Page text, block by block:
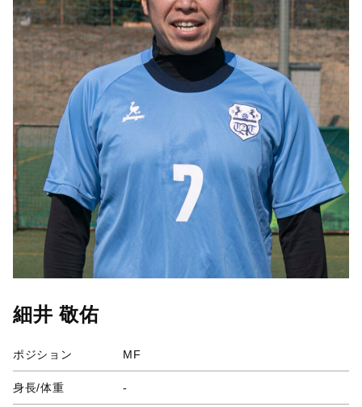
細井 敬佑
ポジション MF
身長/体重 -